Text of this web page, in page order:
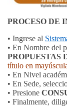
PROCESO DE
• Ingrese al
• En Nombre del
PROPUESTAS
título en
• En Nivel
• En Sede,
• Presione
• Finalmente,